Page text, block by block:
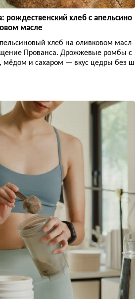
рождественский хлеб с апельсино
масле
хлеб на оливковом масл
Прованса. Дрожжевые ромбы с
мёдом и сахаром — вкус цедры без ш